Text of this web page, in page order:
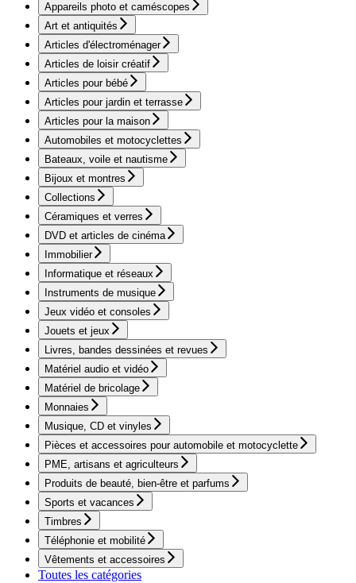
Appareils photo et caméscopes
Art et antiquités
Articles d'électroménager
Articles de loisir créatif
Articles pour bébé
Articles pour jardin et terrasse
Articles pour la maison
Automobiles et motocyclettes
Bateaux, voile et nautisme
Bijoux et montres
Collections
Céramiques et verres
DVD et articles de cinéma
Immobilier
Informatique et réseaux
Instruments de musique
Jeux vidéo et consoles
Jouets et jeux
Livres, bandes dessinées et revues
Matériel audio et vidéo
Matériel de bricolage
Monnaies
Musique, CD et vinyles
Pièces et accessoires pour automobile et motocyclette
PME, artisans et agriculteurs
Produits de beauté, bien-être et parfums
Sports et vacances
Timbres
Téléphonie et mobilité
Vêtements et accessoires
Toutes les catégories